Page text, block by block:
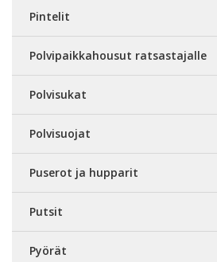
Pintelit
Polvipaikkahousut ratsastajalle
Polvisukat
Polvisuojat
Puserot ja hupparit
Putsit
Pyörät